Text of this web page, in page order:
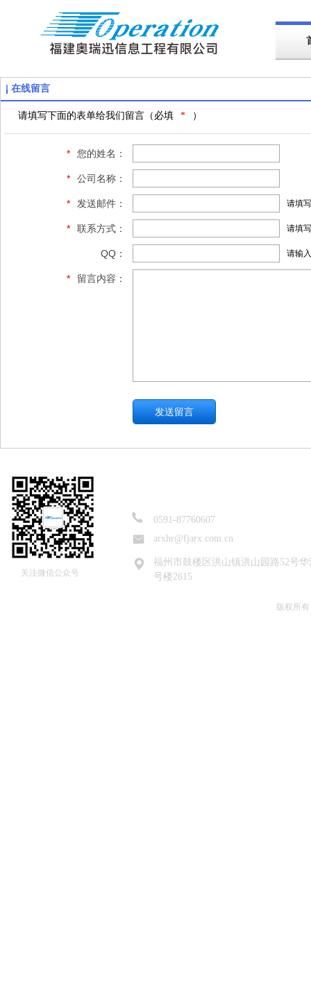
在线留言
请填写下面的表单给我们留言（必填 * ）
* 您的姓名：
* 公司名称：
* 发送邮件： 请填
* 联系方式： 请填
QQ： 请输
* 留言内容：
福州市鼓楼区洪山镇洪山园路52号
号楼2615
arxhr@fjarx.com.cn
0591-87760607
关注微信公众号
版权所